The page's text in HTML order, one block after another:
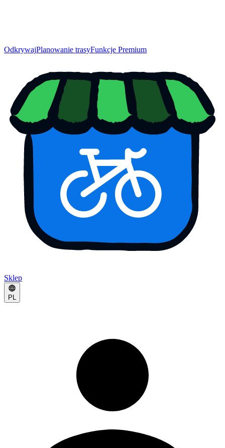
OdkrywajPlanowanie trasyFunkcje Premium
Sklep
PL